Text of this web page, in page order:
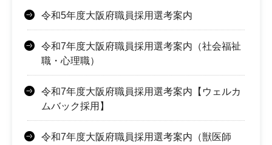
令和5年度大阪府職員採用選考案内
令和7年度大阪府職員採用選考案内（社会福祉
職・心理職）
令和7年度大阪府職員採用選考案内【ウェルカ
ムバック採用】
令和7年度大阪府職員採用選考案内（獣医師